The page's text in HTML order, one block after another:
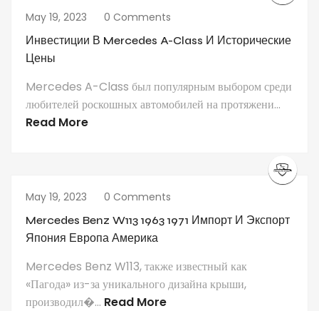
May 19, 2023 0 Comments
Инвестиции В Mercedes A-Class И Исторические
Цены
Mercedes A-Class был популярным выбором среди
любителей роскошных автомобилей на протяжени...
Read More
May 19, 2023 0 Comments
Mercedes Benz W113 1963 1971 Импорт И Экспорт
Япония Европа Америка
Mercedes Benz W113, также известный как
«Пагода» из-за уникального дизайна крыши,
производил�... Read More